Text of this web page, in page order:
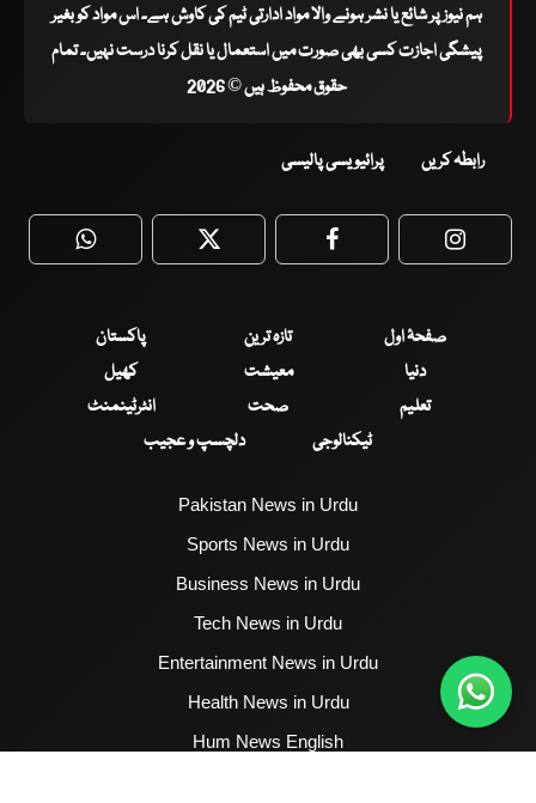
ہم نیوز پر شائع یا نشر ہونے والا مواد ادارتی ٹیم کی کاوش ہے۔ اس مواد کو بغیر
پیشگی اجازت کسی بھی صورت میں استعمال یا نقل کرنا درست نہیں۔ تمام
حقوق محفوظ ہیں © 2026
رابطہ کریں پرائیویسی پالیسی
WhatsApp Twitter Facebook
صفحۂ اول تازہ ترین
پاکستان
دنیا
معیشت
کھیل
تعلیم
صحت
انٹرٹینمنٹ
ٹیکنالوجی
دلچسپ و عجیب
Pakistan News in Urdu
Sports News in Urdu
Business News in Urdu
Tech News in Urdu
Entertainment News in Urdu
Health News in Urdu
Hum News English